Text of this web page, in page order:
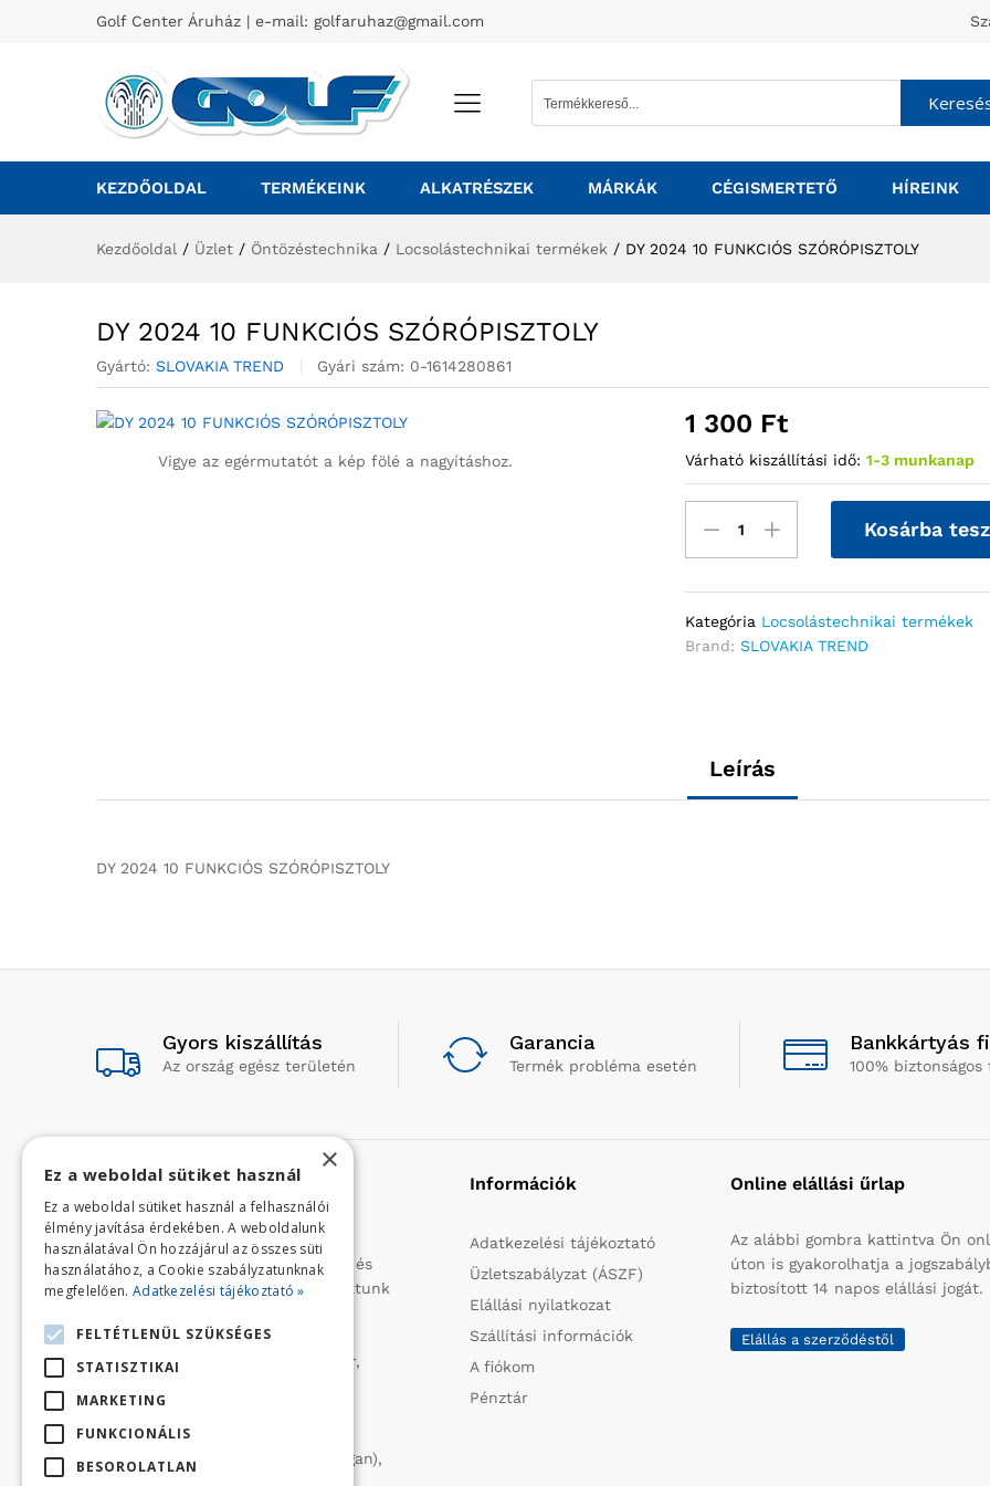
Golf Center Áruház | e-mail: golfaruhaz@gmail.com
KEZDŐOLDAL TERMÉKEINK ALKATRÉSZEK MÁRKÁK CÉGISMERTETŐ HÍREINK
Kezdőoldal / Üzlet / Öntözéstechnika / Locsolástechnikai termékek / DY 2024 10 FUNKCIÓS SZÓRÓPISZTOLY
DY 2024 10 FUNKCIÓS SZÓRÓPISZTOLY
Gyártó: SLOVAKIA TREND Gyári szám: 0-1614280861
Vigye az egérmutatót a kép fölé a nagyításhoz.
1 300 Ft
Várható kiszállítási idő: 1-3 munkanap
Kosárba
Kategória Locsolástechnikai termékek
Brand:SLOVAKIA TREND
Leírás
DY 2024 10 FUNKCIÓS SZÓRÓPISZTOLY
Gyors kiszállítás
Az ország egész területén
Garancia
Termék probléma esetén
Bankkártyás
100% biztonságos
Rólunk
Profilunk a mezőgazdasági, kerti
kisgépek és egyéb iparcikkek kis- és
nagykereskedelme. 1991 óta folytatunk
Olaszországból származó
vízszivattyúkat (DAB, Tesla, Leader,
robbanómotoros fűnyírókat kerti
traktorokat (MTD, Husqvarna),
permetezőket (CIFARELLI, Dal Degan),
Információk
Adatkezelési tájékoztató
Üzletszabályzat (ÁSZF)
Elállási nyilatkozat
Szállítási információk
A fiókom
Pénztár
Online elállási űrlap
Az alábbi gombra kattintva Ön
úton is gyakorolhatja a
biztosított 14 napos elállási jogát.
Elállás a szerződéstől
×
Ez a weboldal sütiket használ
Ez a weboldal sütiket használ a felhasználói
élmény javítása érdekében. A weboldalunk
használatával Ön hozzájárul az összes süti
használatához, a Cookie szabályzatunknak
megfelelően. Adatkezelési tájékoztató »
FELTÉTLENÜL SZÜKSÉGES
STATISZTIKAI
MARKETING
FUNKCIONÁLIS
BESOROLATLAN